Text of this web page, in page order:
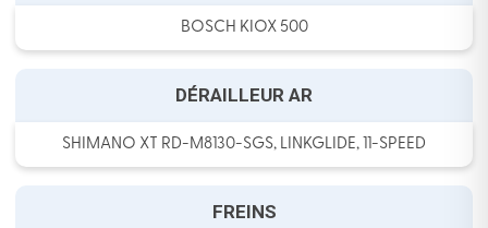
BOSCH KIOX 500
DÉRAILLEUR AR
SHIMANO XT RD-M8130-SGS, LINKGLIDE, 11-SPEED
FREINS